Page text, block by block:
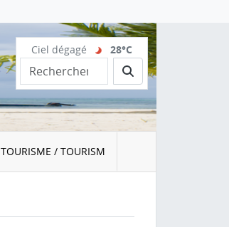
Ciel dégagé 28°C
Rechercher
TOURISME / TOURISM